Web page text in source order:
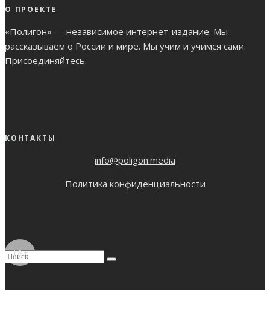
О ПРОЕКТЕ
«Полигон» — независимое интернет-издание. Мы
рассказываем о России и мире. Мы учим и учимся сами.
Присоединяйтесь.
КОНТАКТЫ
info@poligon.media
Политика конфиденциальности
18+